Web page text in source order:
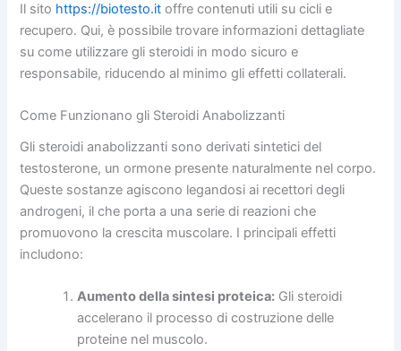
Il sito https://biotesto.it offre contenuti utili su cicli e
recupero. Qui, è possibile trovare informazioni dettagliate
su come utilizzare gli steroidi in modo sicuro e
responsabile, riducendo al minimo gli effetti collaterali.
Come Funzionano gli Steroidi Anabolizzanti
Gli steroidi anabolizzanti sono derivati sintetici del
testosterone, un ormone presente naturalmente nel corpo.
Queste sostanze agiscono legandosi ai recettori degli
androgeni, il che porta a una serie di reazioni che
promuovono la crescita muscolare. I principali effetti
includono:
Aumento della sintesi proteica: Gli steroidi
accelerano il processo di costruzione delle
proteine nel muscolo.